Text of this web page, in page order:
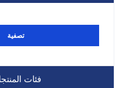
تصفية
فئات